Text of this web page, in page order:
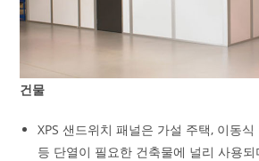
건물
XPS 샌드위치 패널은 가설 주택, 이동
등 단열이 필요한 건축물에 널리 사용